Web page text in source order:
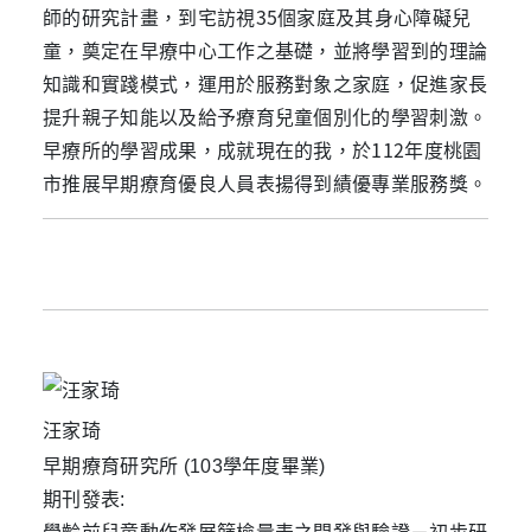
師的研究計畫，到宅訪視35個家庭及其身心障礙兒
童，奠定在早療中心工作之基礎，並將學習到的理論
知識和實踐模式，運用於服務對象之家庭，促進家長
提升親子知能以及給予療育兒童個別化的學習刺激。
早療所的學習成果，成就現在的我，於112年度桃園
市推展早期療育優良人員表揚得到績優專業服務獎。
汪家琦
早期療育研究所 (103學年度畢業)
期刊發表: